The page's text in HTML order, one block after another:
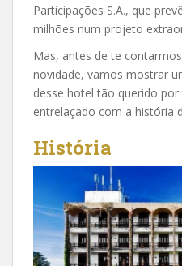
Participações S.A., que
milhões num projeto
Mas, antes de te
novidade, vamos mostrar
desse hotel tão querido
entrelaçado com a história
História